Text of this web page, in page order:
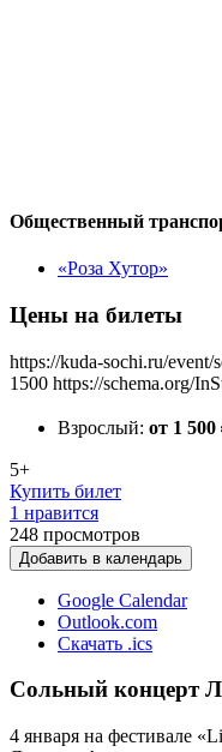
Общественный
«Роза Хутор»
Цены на билеты
https://kuda-sochi.ru/
1500 https://schema.org/
Взрослый: от 1 500
5+
Купить билет
1 нравится
248 просмотров
Добавить в календарь
Google Calendar
Outlook.com
Скачать .ics
Сольный концерт
4 января на фестивале